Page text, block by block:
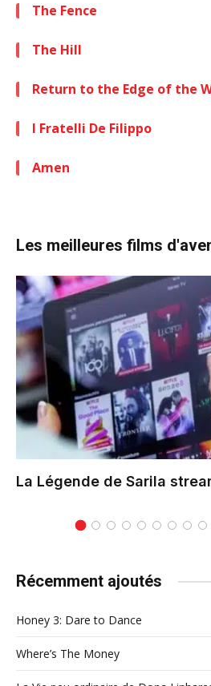
The Fence
The Hill
Return to the Edge of the
I Fratelli De Filippo
Amen
Les meilleures films
La Légende de Sarila
Récemment ajoutés
Honey 3: Dare to Dance
Where’s The Money